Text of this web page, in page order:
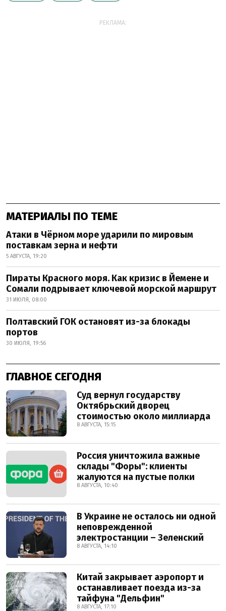
РЕКЛАМА:
МАТЕРИАЛЫ ПО ТЕМЕ
Атаки в Чёрном море ударили по мировым
поставкам зерна и нефти
5 АВГУСТА, 19:20
Пираты Красного моря. Как кризис в Йемене и
Сомали подрывает ключевой морской маршрут
31 ИЮЛЯ, 08:00
Полтавский ГОК остановят из-за блокады
портов
30 ИЮЛЯ, 19:56
ГЛАВНОЕ СЕГОДНЯ
Суд вернул государству
Октябрьский дворец
стоимостью около миллиарда
8 АВГУСТА, 15:15
Россия уничтожила важные
склады "Форы": клиенты
жалуются на пустые полки
8 АВГУСТА, 10:40
В Украине не осталось ни одной
неповрежденной
электростанции – Зеленский
8 АВГУСТА, 14:10
Китай закрывает аэропорт и
останавливает поезда из-за
тайфуна "Дельфин"
8 АВГУСТА, 17:10